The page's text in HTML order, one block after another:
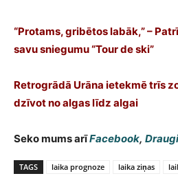
“Protams, gribētos labāk,” –
savu sniegumu “Tour de ski”
Retrogrādā Urāna ietekmē trīs
dzīvot no algas līdz algai
Seko mums arīFacebook,
TAGS laika prognoze laika ziņas